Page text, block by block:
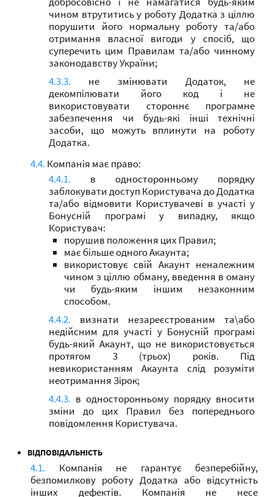
чином втрутитись у роботу Додатка з ціллю
порушити його нормальну роботу та/або
отримання власної вигоди у спосіб, що
суперечить цим Правилам та/або чинному
законодавству України;
не змінювати Додаток, не
декомпілювати його код і не
використовувати стороннє програмне
забезпечення чи будь-які інші технічні
засоби, що можуть вплинути на роботу
Додатка.
Компанія має право:
в односторонньому порядку
заблокувати доступ Користувача до Додатка
та/або відмовити Користувачеві в участі у
Бонусній програмі у випадку, якщо
Користувач:
порушив положення цих Правил;
має більше одного Акаунта;
використовує свій Акаунт неналежним
чином з ціллю обману, введення в оману
чи будь-яким іншим незаконним
способом.
визнати незареєстрованим та\або
недійсним для участі у Бонусній програмі
будь-який Акаунт, що не використовується
протягом 3 (трьох) років. Під
невикористанням Акаунта слід розуміти
неотримання Зірок;
в односторонньому порядку вносити
зміни до цих Правил без попереднього
повідомлення Користувача.
ВІДПОВІДАЛЬНІСТЬ
Компанія не гарантує безперебійну,
безпомилкову роботу Додатка або відсутність
інших дефектів. Компанія не несе